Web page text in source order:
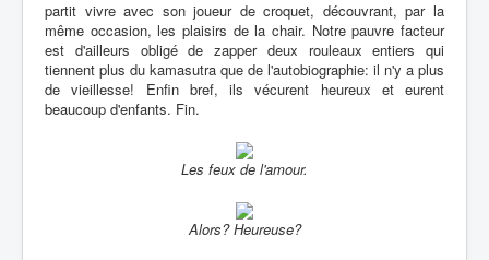
partit vivre avec son joueur de croquet, découvrant, par la
même occasion, les plaisirs de la chair. Notre pauvre facteur
est d'ailleurs obligé de zapper deux rouleaux entiers qui
tiennent plus du kamasutra que de l'autobiographie: il n'y a plus
de vieillesse! Enfin bref, ils vécurent heureux et eurent
beaucoup d'enfants. Fin.
Les feux de l'amour.
Alors? Heureuse?